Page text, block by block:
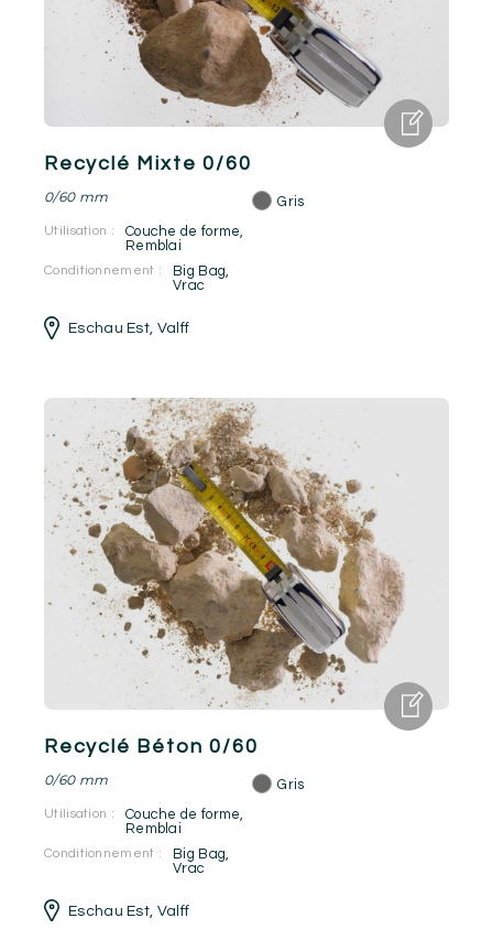
Recyclé Mixte 0/60
0/60 mm Gris
Utilisation : Couche de forme,
Remblai
Conditionnement : Big Bag,
Vrac
Eschau Est, Valff
Recyclé Béton 0/60
0/60 mm Gris
Utilisation : Couche de forme
Remblai
Conditionnement : Big Bag
Vrac
Eschau Est Valff